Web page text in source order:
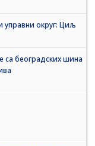
округ: Циљ
са београдских шина